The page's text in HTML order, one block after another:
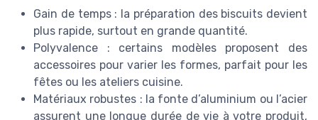
Gain de temps : la préparation des biscuits devient
plus rapide, surtout en grande quantité.
Polyvalence : certains modèles proposent des
accessoires pour varier les formes, parfait pour les
fêtes ou les ateliers cuisine.
Matériaux robustes : la fonte d’aluminium ou l’acier
assurent une longue durée de vie à votre produit,